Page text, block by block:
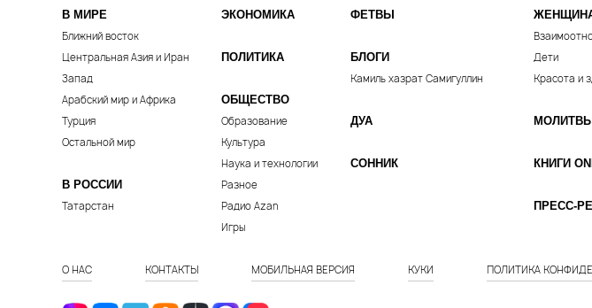
В МИРЕ
Ближний восток
Центральная Азия и Иран
Запад
Арабский мир и Африка
Турция
Остальной мир
В РОССИИ
Татарстан
ЭКОНОМИКА
ПОЛИТИКА
ОБЩЕСТВО
Образование
Культура
Наука и технологии
Разное
Радио Azan
Игры
ФЕТВЫ
БЛОГИ
Камиль хазрат Самигуллин
ДУА
СОННИК
Дети
Красота и
МОЛИТВЫ
КНИГИ
ПРЕСС-
О НАС КОНТАКТЫ МОБИЛЬНАЯ ВЕРСИЯ КУКИ ПОЛИТИКА